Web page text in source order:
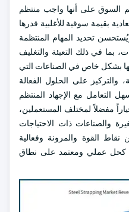
السوق على أنها واجب منتظم
بقيمة سوقية للأغلبية قدرها
مليون دولار في عام 2023. ويُستحسن تحديد المهام المنتظمة
بما في ذلك التعبئة والتغليف
بشكل خاص في الصناعات التي
والتركيز على الحلول الفعالة
التعامل مع الإجهاد المنتظم
مفضلاً لمختلف المستعملين،
والصناعات ذات الاحتياجات
نقاط القوة والمرونة وفعالية
كحل عملي ومعتمد على نطاق